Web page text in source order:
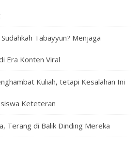
Tabayyun? Menjaga
Era Konten Viral
Kuliah, tetapi Kesalahan Ini
Keteteran
Terang di Balik Dinding Mereka